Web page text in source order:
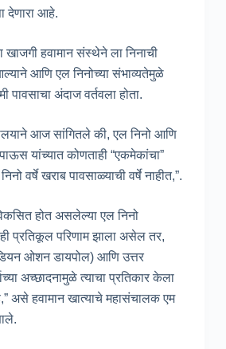
देणारा आहे.
खाजगी हवामान संस्थेने ला निनाची
आणि एल निनोच्या संभाव्यतेमुळे
पावसाचा अंदाज वर्तवला होता.
आज सांगितले की, एल निनो आणि
यांच्यात कोणताही “एकमेकांचा”
वर्षे खराब पावसाळ्याची वर्षे नाहीत,”.
होत असलेल्या एल निनो
प्रतिकूल परिणाम झाला असेल तर,
ओशन डायपोल) आणि उत्तर
अच्छादनामुळे त्याचा प्रतिकार केला
असे हवामान खात्याचे महासंचालक एम